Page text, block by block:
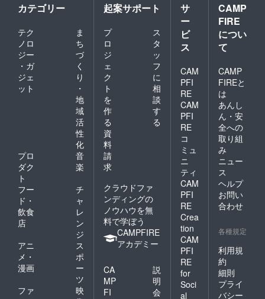
カテゴリー
テク
ノロ
ジー
・ガ
ジェ
ット
ま
ち
づ
く
り
・
地
域
活
性
化
プロ
ダク
ト
音
楽
フー
ド・
飲食
店
チ
ャ
レ
ン
ジ
アニ
メ・
漫画
ス
ポ
ー
ツ
ファ
映
起案サポート
プ
ロ
ジ
ェ
ク
ト
を
作
る
ス
タ
ッ
フ
に
相
談
す
る
資
料
請
求
クラウドファ
ンディングの
ノウハウを無
料で学ぼう
CAMPFIRE
アカデミー
CA
MP
FI
説
明
会
サ
ー
ビ
ス
CAM
PFI
RE
CAM
PFI
RE
コ
ミュ
ニ
ティ
CAM
PFI
RE
Crea
tion
CAM
PFI
RE
for
Soci
al
CAMP
FIRE
につい
て
CAMP
FIREと
は
あんし
ん・安
全への
取り組
み
ニュー
ス
ヘルプ
お問い
合わせ
各種規定
利用規
約
細則
プライ
バシー